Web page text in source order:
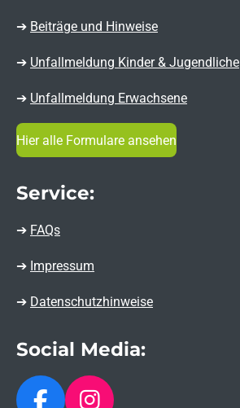
➔ Beiträge und Hinweise
➔ Unfallmeldung Kinder & Jugendliche
➔ Unfallmeldung Erwachsene
Hier alle Formulare ansehen
Service:
➔ FAQs
➔ Impressum
➔ Datenschutzhinweise
Social Media: